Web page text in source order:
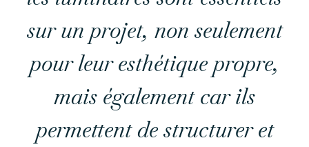
sur un projet, non seulement
pour leur esthétique propre,
mais également car ils
permettent de structurer et